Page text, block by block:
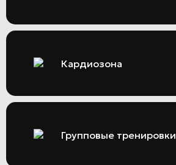
Кардиозона
Групповые тренировки